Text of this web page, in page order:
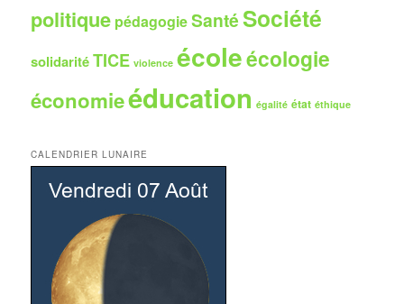
politique pédagogieSantéSociété
solidaritéTICE violence écoleécologie
économieéducation égalité état éthique
CALENDRIER LUNAIRE